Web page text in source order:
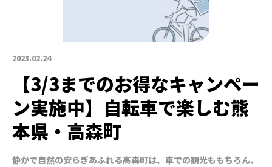
2023.02.24
【3/3までのお得なキャンペー
ン実施中】自転車で楽しむ熊
本県・高森町
静かで自然の安らぎあふれる高森町は、車での観光ももちろん、